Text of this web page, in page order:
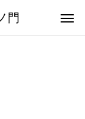
門